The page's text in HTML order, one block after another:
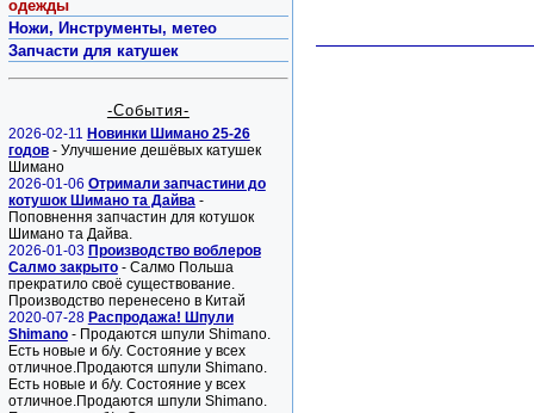
одежды
Ножи, Инструменты, метео
Запчасти для катушек
-События-
2026-02-11 Новинки Шимано 25-26
годов - Улучшение дешёвых катушек
Шимано
2026-01-06 Отримали запчастини до
котушок Шимано та Дайва -
Поповнення запчастин для котушок
Шимано та Дайва.
2026-01-03 Производство воблеров
Салмо закрыто - Салмо Польша
прекратило своё существование.
Производство перенесено в Китай
2020-07-28 Распродажа! Шпули
Shimano - Продаются шпули Shimano.
Есть новые и б/у. Состояние у всех
отличное.Продаются шпули Shimano.
Есть новые и б/у. Состояние у всех
отличное.Продаются шпули Shimano.